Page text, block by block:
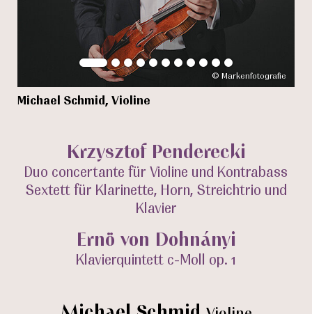
© Markenfotografie
Michael Schmid, Violine
gespielte Werke
Krzysztof Penderecki
Duo concertante für Violine und Kontrabass
Sextett für Klarinette, Horn, Streichtrio und
Klavier
Ernö von Dohnányi
Klavierquintett c-Moll op. 1